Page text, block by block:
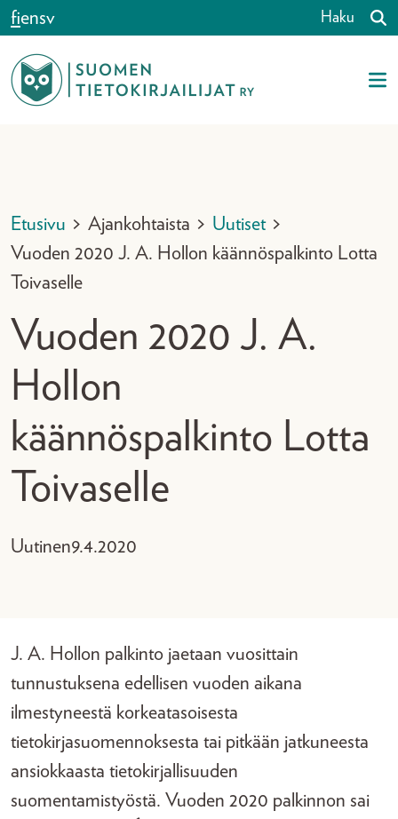
Siirry sisältöön
fiensv Haku
Etusivu > Ajankohtaista > Uutiset >
Vuoden 2020 J. A. Hollon käännöspalkinto Lotta
Toivaselle
Vuoden 2020 J. A.
Hollon
käännöspalkinto Lotta
Toivaselle
Uutinen9.4.2020
J. A. Hollon palkinto jaetaan vuosittain
tunnustuksena edellisen vuoden aikana
ilmestyneestä korkeatasoisesta
tietokirjasuomennoksesta tai pitkään jatkuneesta
ansiokkaasta tietokirjallisuuden
suomentamistyöstä. Vuoden 2020 palkinnon sai